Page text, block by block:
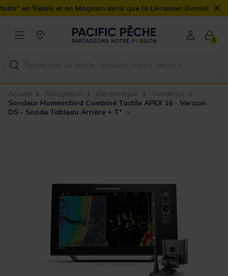
en Magasin ainsi que la Livraison Domicile offerte dès 90€×
0
Accueil Navigation Électronique
Sondeurs
Sondeur Humminbird Combiné Tactile APEX 16 - Version
DS - Sonde Tableau Arrière + T°